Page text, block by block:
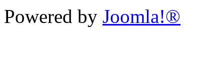
Powered by Joomla!®